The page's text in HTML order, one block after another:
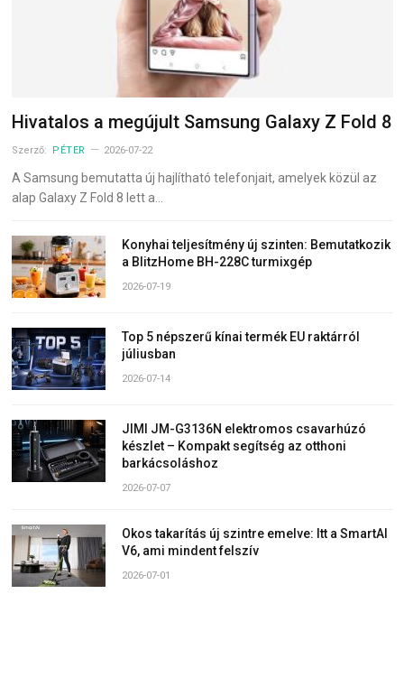
Hivatalos a megújult Samsung Galaxy Z Fold 8
Szerző: PÉTER 2026-07-22
A Samsung bemutatta új hajlítható telefonjait, amelyek közül az
alap Galaxy Z Fold 8 lett a…
Konyhai teljesítmény új szinten: Bemutatkozik
a BlitzHome BH-228C turmixgép
2026-07-19
Top 5 népszerű kínai termék EU raktárról
júliusban
2026-07-14
JIMI JM-G3136N elektromos csavarhúzó
készlet – Kompakt segítség az otthoni
barkácsoláshoz
2026-07-07
Okos takarítás új szintre emelve: Itt a SmartAI
V6, ami mindent felszív
2026-07-01